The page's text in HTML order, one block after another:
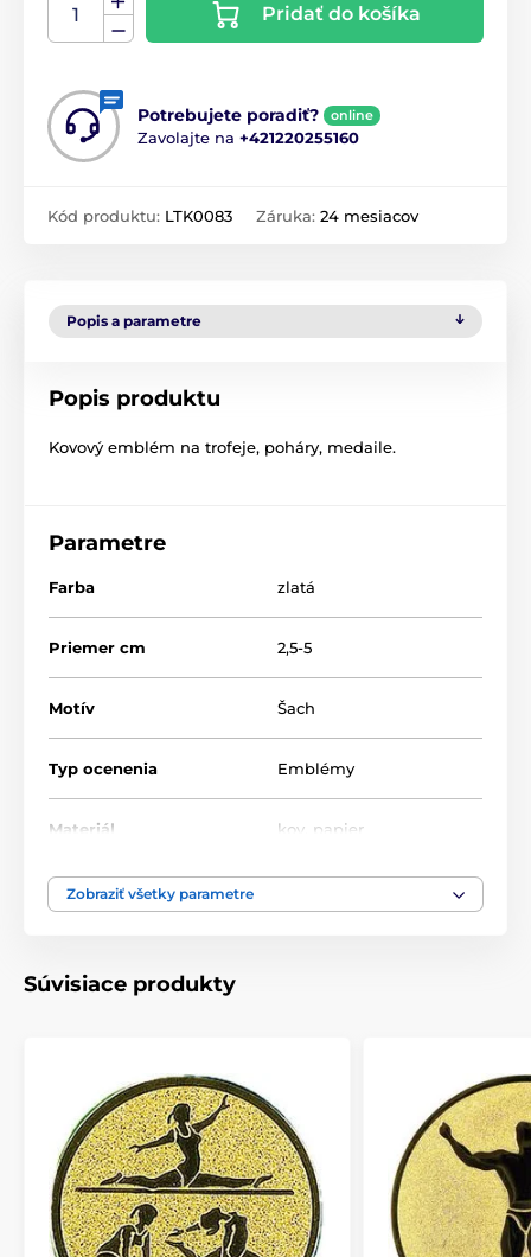
Pridať do košíka
Potrebujete poradiť? online
Zavolajte na +421220255160
Kód produktu: LTK0083 Záruka: 24 mesiacov
Popis a parametre
Popis produktu
Kovový emblém na trofeje, poháry, medaile.
Parametre
Farba zlatá
Priemer cm 2,5-5
Motív Šach
Typ ocenenia Emblémy
Materiál kov papier
Zobraziť všetky parametre
Súvisiace produkty